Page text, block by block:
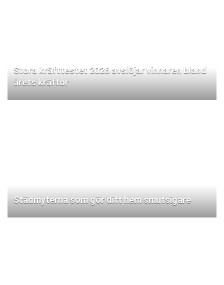
Stora kräfttestet 2026 avslöjar vinnaren bland
årets kräftor
Städmyterna som gör ditt hem smutsigare